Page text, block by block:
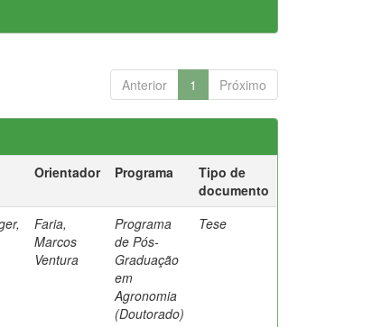
Anterior 1 Próximo
Orientador Programa
Tipo de
documento
Faria,
Marcos
Ventura
Programa
de Pós-
Graduação
em
Agronomia
(Doutorado)
Tese